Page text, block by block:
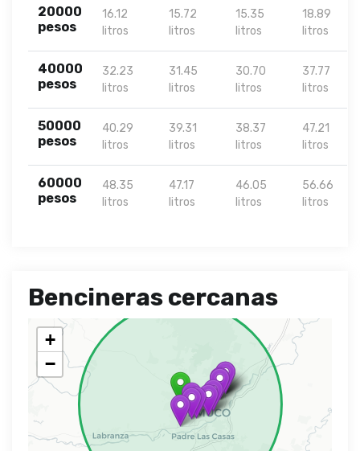
20000
pesos
16.12
litros
15.72
litros
15.35
litros
18.89
litros
40000
pesos
32.23
litros
31.45
litros
30.70
litros
37.77
litros
50000
pesos
40.29
litros
39.31
litros
38.37
litros
47.21
litros
60000
pesos
48.35
litros
47.17
litros
46.05
litros
56.66
litros
Bencineras cercanas
+
−